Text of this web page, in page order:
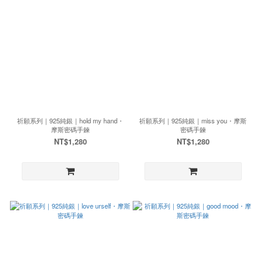
祈願系列｜925純銀｜hold my hand・
摩斯密碼手鍊
NT$1,280
祈願系列｜925純銀｜miss you・摩斯
密碼手鍊
NT$1,280